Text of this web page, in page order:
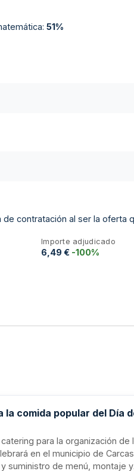
: 51%
contratación al ser la oferta
Importe adjudicado
6,49 € -100%
comida popular del Día
para la organización de
en el municipio de
suministro de menú, montaje y